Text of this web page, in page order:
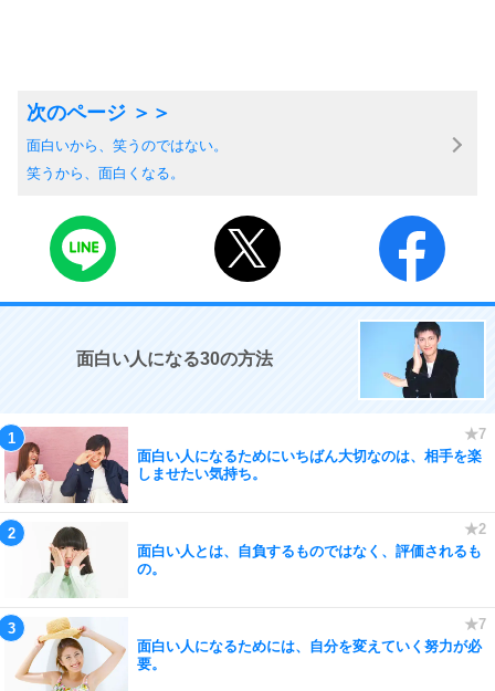
面白いから、笑うのではない。
笑うから、面白くなる。
面白い人になる30の方法
面白い人になるためにいちばん大切なのは、相手を楽
しませたい気持ち。
面白い人とは、自負するものではなく、評価されるも
の。
面白い人になるためには、自分を変えていく努力が必
要。